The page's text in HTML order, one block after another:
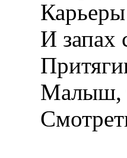
И запах
Малыш,